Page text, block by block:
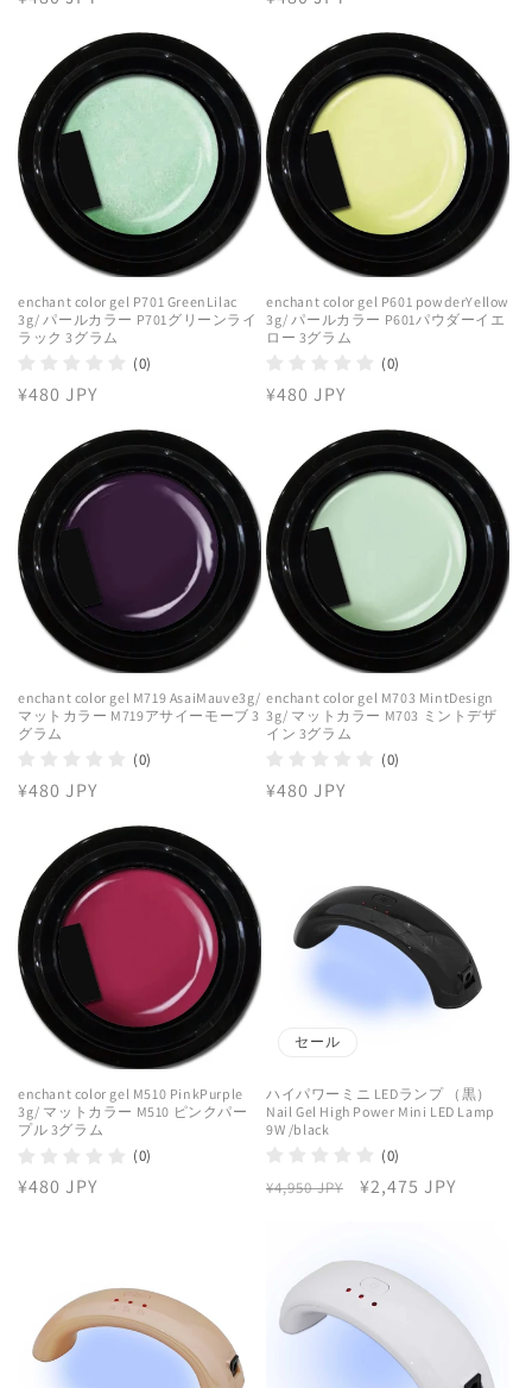
格
格
enchant color gel P701 GreenLilac
3g/ パールカラー P701グリーンライ
ラック 3グラム
(0)
通
格
¥480 JPY
enchant color gel P601 powderYellow
3g/ パールカラー P601パウダーイエ
ロー 3グラム
(0)
通
格
¥480 JPY
enchant color gel M719 AsaiMauve3g/
マットカラー M719アサイーモーブ 3
グラム
(0)
通
格
¥480 JPY
enchant color gel M703 MintDesign
3g/ マットカラー M703 ミントデザ
イン 3グラム
(0)
通
¥480 JPY
enchant color gel M510 PinkPurple
3g/ マットカラー M510 ピンクパー
プル 3グラム
(0)
通
¥480 JPY
セール
ハイパワーミニ LEDランプ （黒）
Nail Gel High Power Mini LED Lamp
9W /black
(0)
通
¥4,950 JPY
セ
価
格
¥2,475 JPY